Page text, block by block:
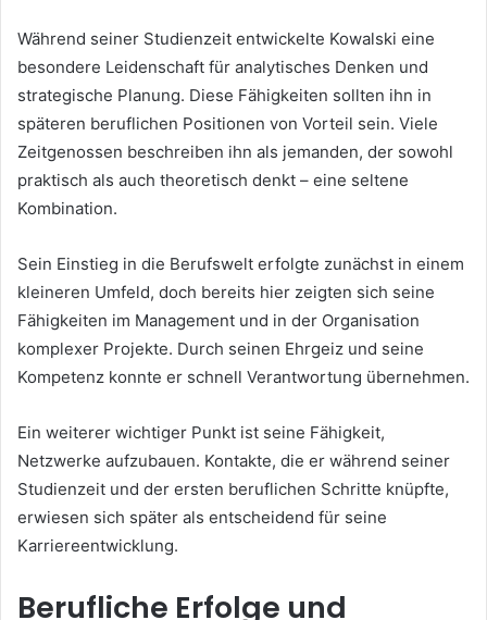
Während seiner Studienzeit entwickelte Kowalski eine
besondere Leidenschaft für analytisches Denken und
strategische Planung. Diese Fähigkeiten sollten ihn in
späteren beruflichen Positionen von Vorteil sein. Viele
Zeitgenossen beschreiben ihn als jemanden, der sowohl
praktisch als auch theoretisch denkt – eine seltene
Kombination.
Sein Einstieg in die Berufswelt erfolgte zunächst in einem
kleineren Umfeld, doch bereits hier zeigten sich seine
Fähigkeiten im Management und in der Organisation
komplexer Projekte. Durch seinen Ehrgeiz und seine
Kompetenz konnte er schnell Verantwortung übernehmen.
Ein weiterer wichtiger Punkt ist seine Fähigkeit,
Netzwerke aufzubauen. Kontakte, die er während seiner
Studienzeit und der ersten beruflichen Schritte knüpfte,
erwiesen sich später als entscheidend für seine
Karriereentwicklung.
Berufliche Erfolge und